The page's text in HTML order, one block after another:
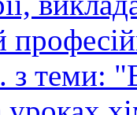
теми: